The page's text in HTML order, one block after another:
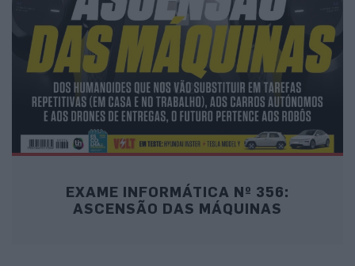
EXAME INFORMÁTICA Nº 356:
ASCENSÃO DAS MÁQUINAS